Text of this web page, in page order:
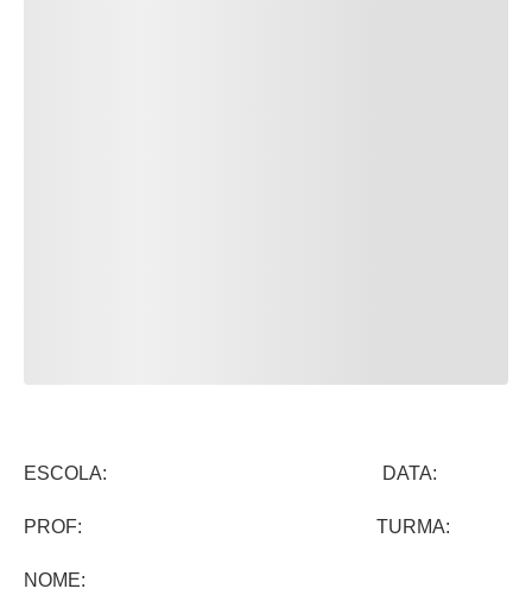
ESCOLA: DATA:
PROF: TURMA:
NOME: